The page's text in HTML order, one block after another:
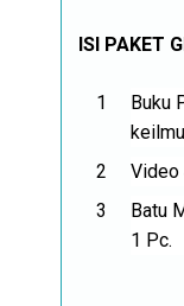
ISI PAKET
Buku
Video
Batu
1 Pc.